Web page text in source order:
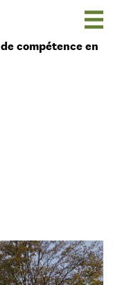
compétence en